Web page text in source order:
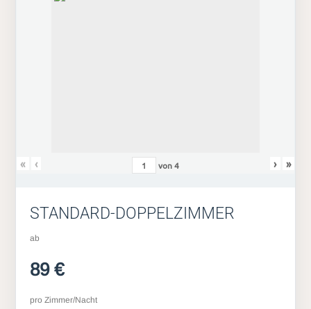
« ‹ von4 › »
STANDARD-DOPPELZIMMER
ab
89 €
pro Zimmer/Nacht